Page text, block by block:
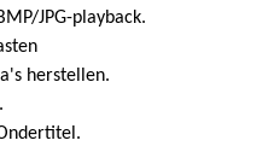
JPG-playback.
herstellen.